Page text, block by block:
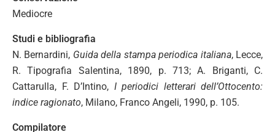
Mediocre
Studi e bibliografia
N. Bernardini, Guida della stampa periodica italiana, Lecce,
R. Tipografia Salentina, 1890, p. 713; A. Briganti, C.
Cattarulla, F. D’Intino, I periodici letterari dell’Ottocento:
indice ragionato, Milano, Franco Angeli, 1990, p. 105.
Compilatore